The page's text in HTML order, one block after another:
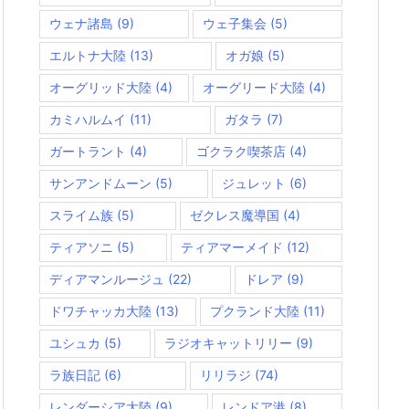
ウェナ諸島 (9) ウェ子集会 (5)
エルトナ大陸 (13) オガ娘 (5)
オーグリッド大陸 (4) オーグリード大陸 (4)
カミハルムイ (11) ガタラ (7)
ガートラント (4) ゴクラク喫茶店 (4)
サンアンドムーン (5) ジュレット (6)
スライム族 (5) ゼクレス魔導国 (4)
ティアソニ (5) ティアマーメイド (12)
ディアマンルージュ (22) ドレア (9)
ドワチャッカ大陸 (13) プクランド大陸 (11)
ユシュカ (5) ラジオキャットリリー (9)
ラ族日記 (6) リリラジ (74)